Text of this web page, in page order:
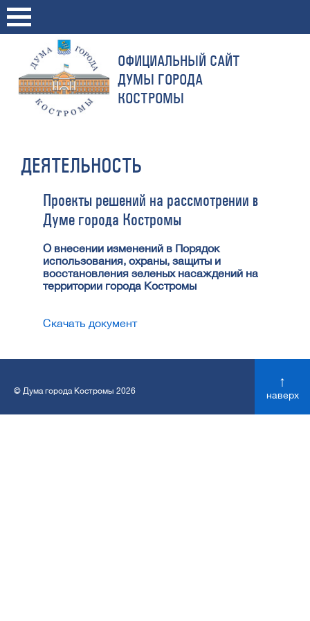
ОФИЦИАЛЬНЫЙ САЙТ
ДУМЫ ГОРОДА
КОСТРОМЫ
ДЕЯТЕЛЬНОСТЬ
Проекты решений на рассмотрении в
Думе города Костромы
О внесении изменений в Порядок
использования, охраны, защиты и
восстановления зеленых насаждений на
территории города Костромы
Скачать документ
© Дума города Костромы 2026
↑
наверх